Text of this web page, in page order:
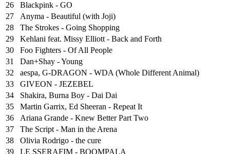
26
Blackpink - GO
27
Anyma - Beautiful (with Joji)
28
The Strokes - Going Shopping
29
Kehlani feat. Missy Elliott - Back and Forth
30
Foo Fighters - Of All People
31
Dan+Shay - Young
32
aespa, G-DRAGON - WDA (Whole Different Animal)
33
GIVEON - JEZEBEL
34
Shakira, Burna Boy - Dai Dai
35
Martin Garrix, Ed Sheeran - Repeat It
36
Ariana Grande - Knew Better Part Two
37
The Script - Man in the Arena
38
Olivia Rodrigo - the cure
39
LE SSERAFIM - BOOMPALA